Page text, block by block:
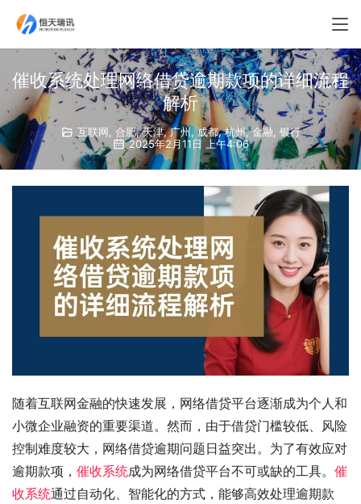
催收系统处理网络借贷逾期款项的详细流程
解析
互联网 合肥,天津,广州,成都,杭州,金融 银行
2025年2月11日 上午4:06
随着互联网金融的快速发展，网络借贷平台逐渐成为个人和
小微企业融资的重要渠道。然而，由于借贷门槛较低、风险
控制难度较大，网络借贷逾期问题日益突出。为了有效应对
逾期款项， 催收系统成为网络借贷平台不可或缺的工具。 催
收系统通过自动化、智能化的方式，能够高效处理逾期款